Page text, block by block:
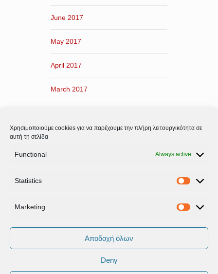
Χρησιμοποιούμε cookies για να παρέχουμε την πλήρη λειτουργικότητα σε
αυτή τη σελίδα
Functional Always active
Statistics
Marketing
Αποδοχή όλων
Deny
June 2017
May 2017
April 2017
March 2017